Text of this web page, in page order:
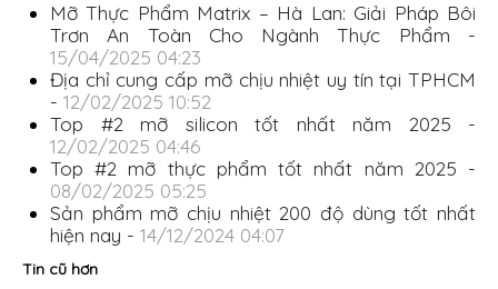
Mỡ Thực Phẩm Matrix – Hà Lan: Giải Pháp Bôi
Trơn An Toàn Cho Ngành Thực Phẩm -
15/04/2025 04:23
Địa chỉ cung cấp mỡ chịu nhiệt uy tín tại TPHCM
- 12/02/2025 10:52
Top #2 mỡ silicon tốt nhất năm 2025 -
12/02/2025 04:46
Top #2 mỡ thực phẩm tốt nhất năm 2025 -
08/02/2025 05:25
Sản phẩm mỡ chịu nhiệt 200 độ dùng tốt nhất
hiện nay - 14/12/2024 04:07
Tin cũ hơn